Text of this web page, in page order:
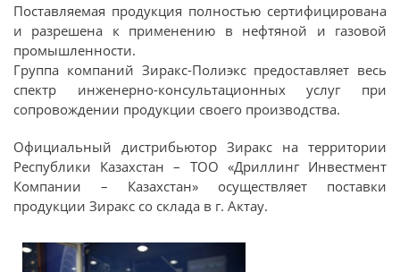
Поставляемая продукция полностью сертифицирована
и разрешена к применению в нефтяной и газовой
промышленности.
Группа компаний Зиракс-Полиэкс предоставляет весь
спектр инженерно-консультационных услуг при
сопровождении продукции своего производства.
Официальный дистрибьютор Зиракс на территории
Республики Казахстан – ТОО «Дриллинг Инвестмент
Компании – Казахстан» осуществляет поставки
продукции Зиракс со склада в г. Актау.